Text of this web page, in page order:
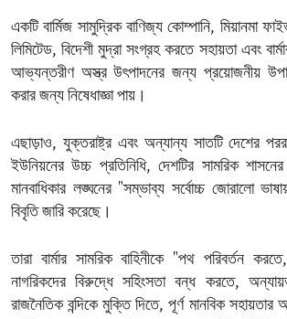
একটি বার্মিজ সামুদ্রিক বাণিজ্য কোম্পানি, মিয়ানমা
লিমিটেড, বিদেশী মুদ্রা সংগ্রহ করতে সহায়তা এবং
আভ্যন্তরীণ অস্ত্র উৎপাদনের জন্য প্রয়োজনীয়
করার জন্য নিষেধাজ্ঞা পায়।
এছাড়াও, যুক্তরাষ্ট্র এবং অন্যান্য সাতটি দেশের
ইউনিয়নের উচ্চ প্রতিনিধি, দেশটির সামরিক
মানবাধিকার লঙ্ঘনের "সম্ভাব্য সর্বোচ্চ জোরালো
বিবৃতি জারি করেছে।
তারা বার্মার সামরিক বাহিনীকে "পথ পরিবর্তন
নাগরিকদের বিরুদ্ধে সহিংসতা বন্ধ করতে,
রাজনৈতিক বন্দিকে মুক্তি দিতে, পূর্ণ মানবিক